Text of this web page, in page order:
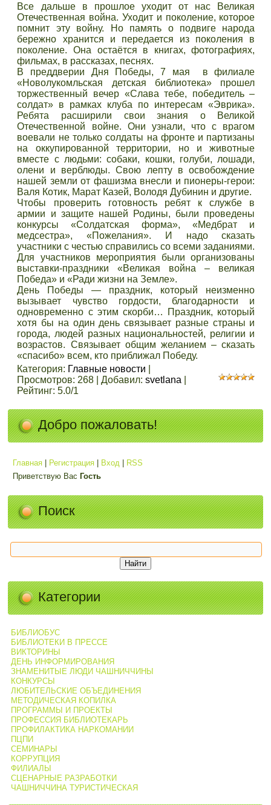
Все дальше в прошлое уходит от нас Великая
Отечественная война. Уходит и поколение, которое
помнит эту войну. Но память о подвиге народа
бережно хранится и передается из поколения в
поколение. Она остаётся в книгах, фотографиях,
фильмах, в рассказах, песнях.
В преддверии Дня Победы, 7 мая в филиале
«Новолукомльская детская библиотека» прошел
торжественный вечер «Слава тебе, победитель –
солдат» в рамках клуба по интересам «Эврика».
Ребята расширили свои знания о Великой
Отечественной войне. Они узнали, что с врагом
воевали не только солдаты на фронте и партизаны
на оккупированной территории, но и животные
вместе с людьми: собаки, кошки, голуби, лошади,
олени и верблюды. Свою лепту в освобождение
нашей земли от фашизма внесли и пионеры-герои:
Валя Котик, Марат Казей, Володя Дубинин и другие.
Чтобы проверить готовность ребят к службе в
армии и защите нашей Родины, были проведены
конкурсы «Солдатская форма», «Медбрат и
медсестра», «Пожелания». И надо сказать
участники с честью справились со всеми заданиями.
Для участников мероприятия были организованы
выставки-праздники «Великая война – великая
Победа» и «Ради жизни на Земле».
День Победы — праздник, который неизменно
вызывает чувство гордости, благодарности и
одновременно с этим скорби… Праздник, который
хотя бы на один день связывает разные страны и
города, людей разных национальностей, религии и
возрастов. Связывает общим желанием – сказать
«спасибо» всем, кто приближал Победу.
Категория: Главные новости
Просмотров: 268 |Добавил: svetlana
Рейтинг: 5.0/1
Добро пожаловать!
Главная Регистрация Вход
RSS
Приветствую Вас Гость
Поиск
Категории
БИБЛИОБУС
БИБЛИОТЕКИ В ПРЕССЕ
ВИКТОРИНЫ
ДЕНЬ ИНФОРМИРОВАНИЯ
ЗНАМЕНИТЫЕ ЛЮДИ ЧАШНИЧЧИНЫ
КОНКУРСЫ
ЛЮБИТЕЛЬСКИЕ ОБЪЕДИНЕНИЯ
МЕТОДИЧЕСКАЯ КОПИЛКА
ПРОГРАММЫ И ПРОЕКТЫ
ПРОФЕССИЯ БИБЛИОТЕКАРЬ
ПРОФИЛАКТИКА НАРКОМАНИИ
ПЦПИ
СЕМИНАРЫ
КОРРУПЦИЯ
ФИЛИАЛЫ
СЦЕНАРНЫЕ РАЗРАБОТКИ
ЧАШНИЧЧИНА ТУРИСТИЧЕСКАЯ